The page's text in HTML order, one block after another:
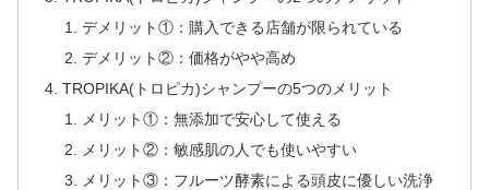
デメリット①：購入できる店舗が限られている
デメリット②：価格がやや高め
TROPIKA(トロピカ)シャンプーの5つのメリット
メリット①：無添加で安心して使える
メリット②：敏感肌の人でも使いやすい
メリット③：フルーツ酵素による頭皮に優しい洗浄